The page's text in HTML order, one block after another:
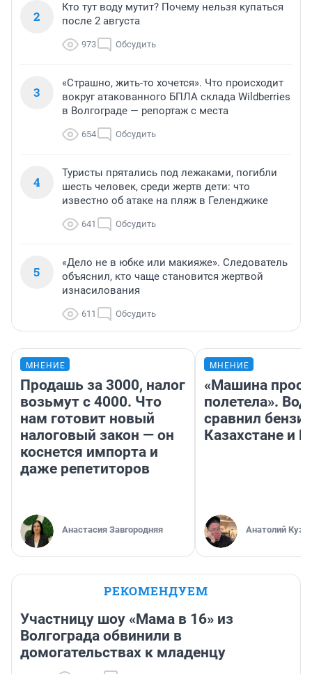
2
Кто тут воду мутит? Почему нельзя купаться
после 2 августа
973 Обсудить
3
«Страшно, жить-то хочется». Что происходит
вокруг атакованного БПЛА склада Wildberries
в Волгограде — репортаж с места
654 Обсудить
4
Туристы прятались под лежаками, погибли
шесть человек, среди жертв дети: что
известно об атаке на пляж в Геленджике
641 Обсудить
5
«Дело не в юбке или макияже». Следователь
объяснил, кто чаще становится жертвой
изнасилования
611 Обсудить
МНЕНИЕ
Продашь за 3000, налог
возьмут с 4000. Что
нам готовит новый
налоговый закон — он
коснется импорта и
даже репетиторов
Анастасия Завгородняя
МНЕНИЕ
«Машина
полетела».
сравнил
Казахстане и
Анатолий
РЕКОМЕНДУЕМ
Участницу шоу «Мама в 16» из
Волгограда обвинили в
домогательствах к младенцу